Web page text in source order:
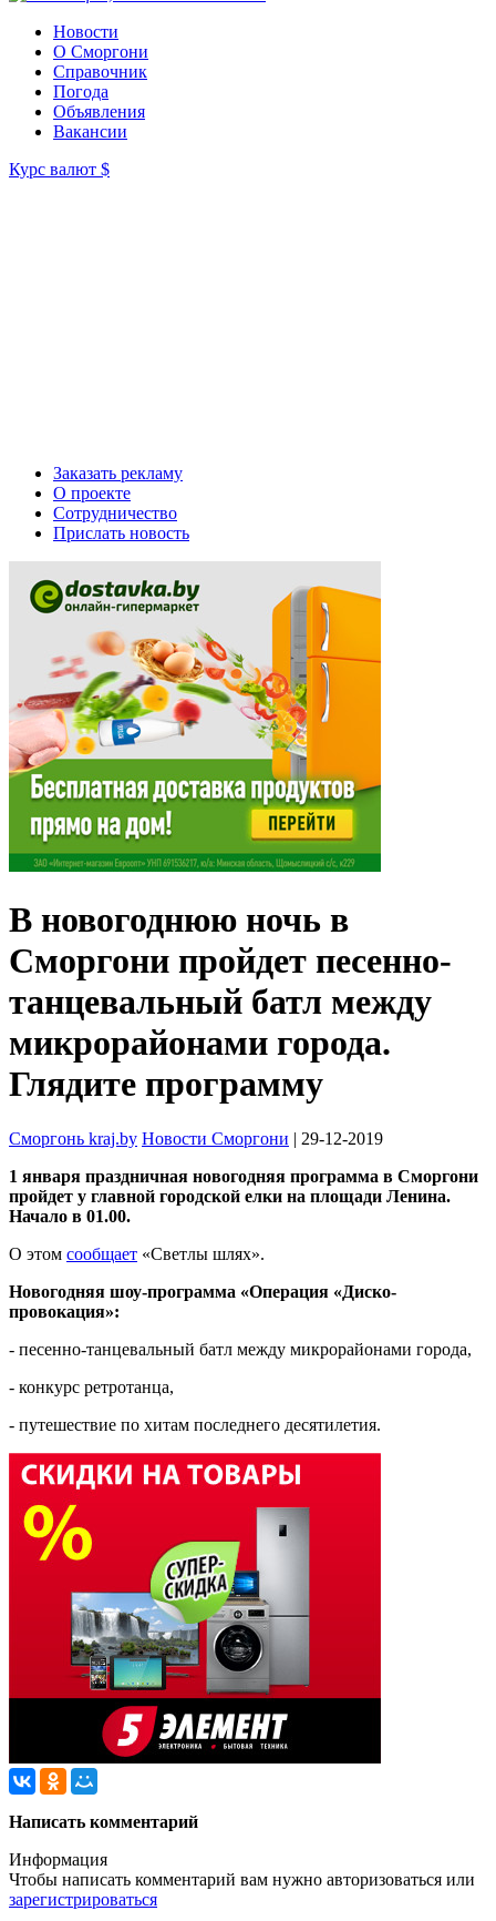
Новости
О Сморгони
Справочник
Погода
Объявления
Вакансии
Курс валют $
Заказать рекламу
О проекте
Сотрудничество
Прислать новость
В новогоднюю ночь в
Сморгони пройдет песенно-
танцевальный батл между
микрорайонами города.
Глядите программу
Сморгонь kraj.by Новости Сморгони | 29-12-2019
1 января праздничная новогодняя программа в Сморгони
пройдет у главной городской елки на площади Ленина.
Начало в 01.00.
О этом сообщает «Светлы шлях».
Новогодняя шоу-программа «Операция «Диско-
провокация»:
- песенно-танцевальный батл между микрорайонами города,
- конкурс ретротанца,
- путешествие по хитам последнего десятилетия.
Написать комментарий
Информация
Чтобы написать комментарий вам нужно авторизоваться или
зарегистрироваться